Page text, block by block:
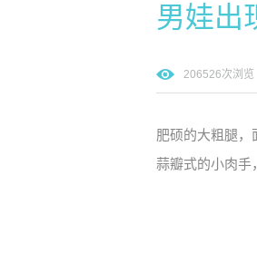
男娃出
206526次浏览
肥硕的大粗腿，
蒜瓣式的小肉手，